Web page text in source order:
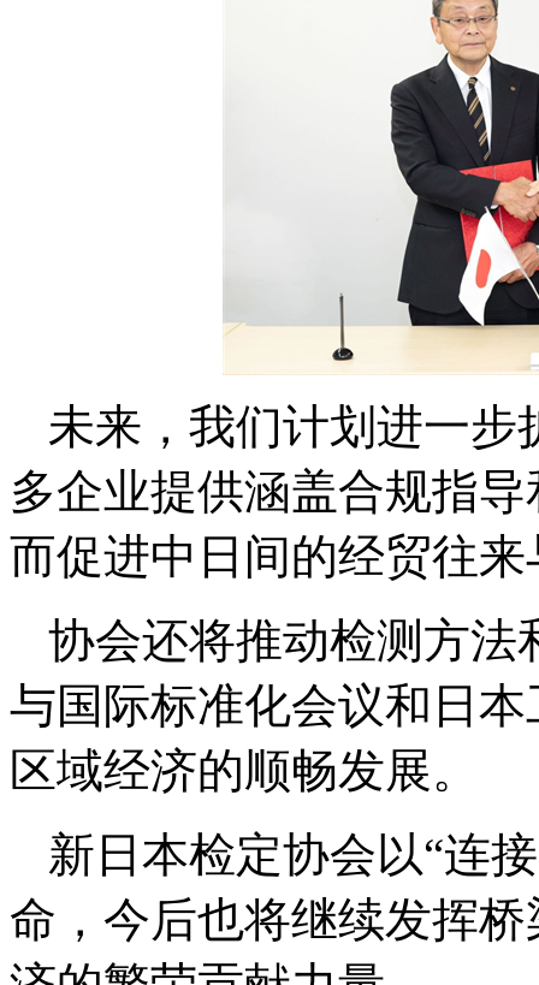
未来，我们计划进一
多企业提供涵盖合规指
而促进中日间的经贸往
协会还将推动检测方法
与国际标准化会议和日
区域经济的顺畅发展。
新日本检定协会以“连
命，今后也将继续发挥